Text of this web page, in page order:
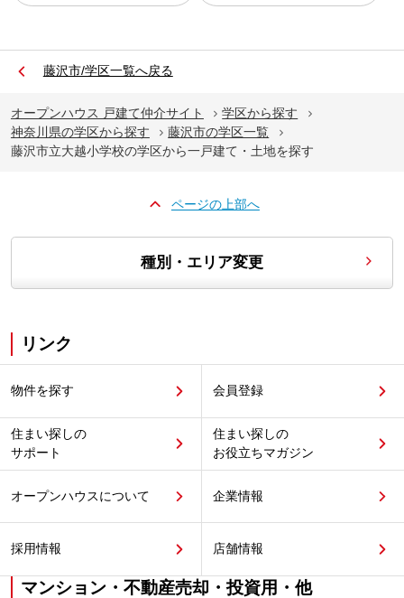
藤沢市/学区一覧へ戻る
オープンハウス 戸建て仲介サイト
学区から探す
神奈川県の学区から探す
藤沢市の学区一覧
藤沢市立大越小学校の学区から一戸建て・土地を探す
ページの上部へ
種別・エリア変更
リンク
物件を探す 会員登録
住まい探しの
サポート
住まい探しの
お役立ちマガジン
オープンハウスについて 企業情報
採用情報 店舗情報
マンション・不動産売却・投資用・他